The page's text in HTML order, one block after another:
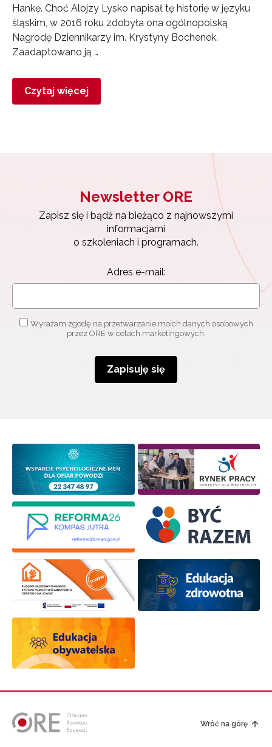
Hankę. Choć Alojzy Lysko napisał tę historię w języku
śląskim, w 2016 roku zdobyła ona ogólnopolską
Nagrodę Dziennikarzy im. Krystyny Bochenek.
Zaadaptowano ją …
Czytaj więcej
Newsletter ORE
Zapisz się i bądź na bieżąco z najnowszymi
informacjami
o szkoleniach i programach.
Adres e-mail:
Wyrażam zgodę na przetwarzanie moich danych osobowych
przez ORE w celach marketingowych.
Zapisuję się
Wróć na górę